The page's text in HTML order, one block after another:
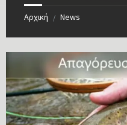
Αρχική / News